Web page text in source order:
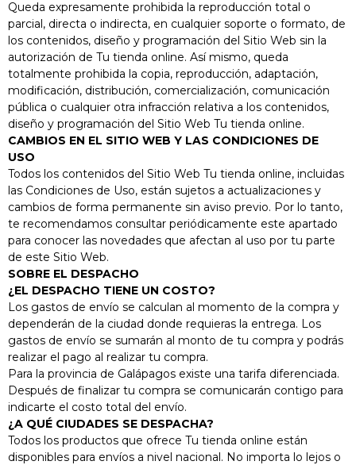
Queda expresamente prohibida la reproducción total o
parcial, directa o indirecta, en cualquier soporte o formato, de
los contenidos, diseño y programación del Sitio Web sin la
autorización de Tu tienda online. Así mismo, queda
totalmente prohibida la copia, reproducción, adaptación,
modificación, distribución, comercialización, comunicación
pública o cualquier otra infracción relativa a los contenidos,
diseño y programación del Sitio Web Tu tienda online.
CAMBIOS EN EL SITIO WEB Y LAS CONDICIONES DE
USO
Todos los contenidos del Sitio Web Tu tienda online, incluidas
las Condiciones de Uso, están sujetos a actualizaciones y
cambios de forma permanente sin aviso previo. Por lo tanto,
te recomendamos consultar periódicamente este apartado
para conocer las novedades que afectan al uso por tu parte
de este Sitio Web.
SOBRE EL DESPACHO
¿EL DESPACHO TIENE UN COSTO?
Los gastos de envío se calculan al momento de la compra y
dependerán de la ciudad donde requieras la entrega. Los
gastos de envío se sumarán al monto de tu compra y podrás
realizar el pago al realizar tu compra.
Para la provincia de Galápagos existe una tarifa diferenciada.
Después de finalizar tu compra se comunicarán contigo para
indicarte el costo total del envío.
¿A QUÉ CIUDADES SE DESPACHA?
Todos los productos que ofrece Tu tienda online están
disponibles para envíos a nivel nacional. No importa lo lejos o
HBB 535
Horno Con
Limpieza
HydroClean®
ECO 76 Litros
De Capacidad
Programador
De Paro De
Cocción
Especial
Asados
Ver
Producto